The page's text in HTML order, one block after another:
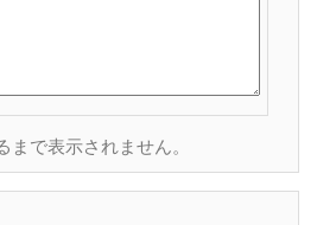
まで表示されません。